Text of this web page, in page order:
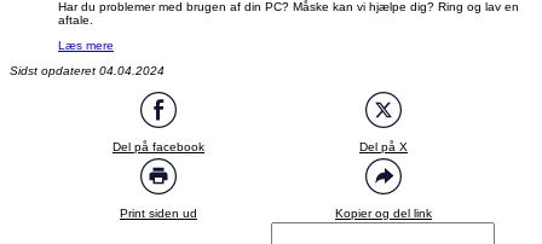
Har du problemer med brugen af din PC? Måske kan vi hjælpe dig? Ring og lav en
aftale.
Læs mere
Sidst opdateret 04.04.2024
Del på facebook Del på X
Print siden ud Kopier og del link